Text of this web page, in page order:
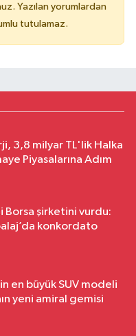
Yazılan yorumlardan
tutulamaz.
3,8 milyar TL'lik Halka
Piyasalarına Adım
Borsa şirketini vurdu:
konkordato
en büyük SUV modeli
yeni amiral gemisi